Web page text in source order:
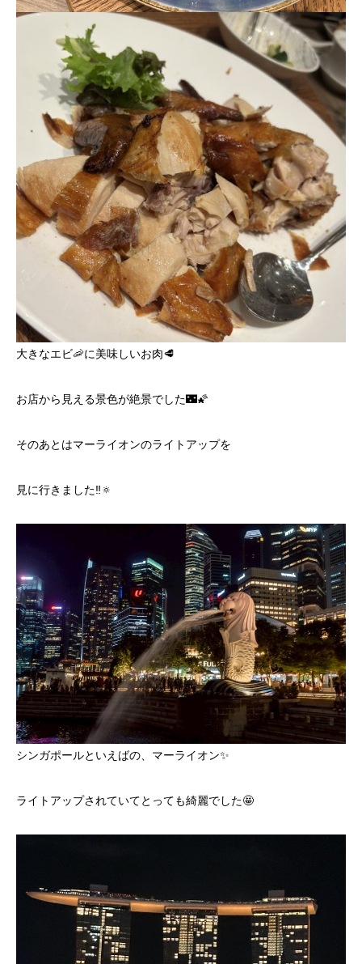
大きなエビ🦐に美味しいお肉🥩
お店から見える景色が絶景でした🌃🌠
そのあとはマーライオンのライトアップを
見に行きました‼️🔅
シンガポールといえばの、マーライオン✨
ライトアップされていてとっても綺麗でした🤩